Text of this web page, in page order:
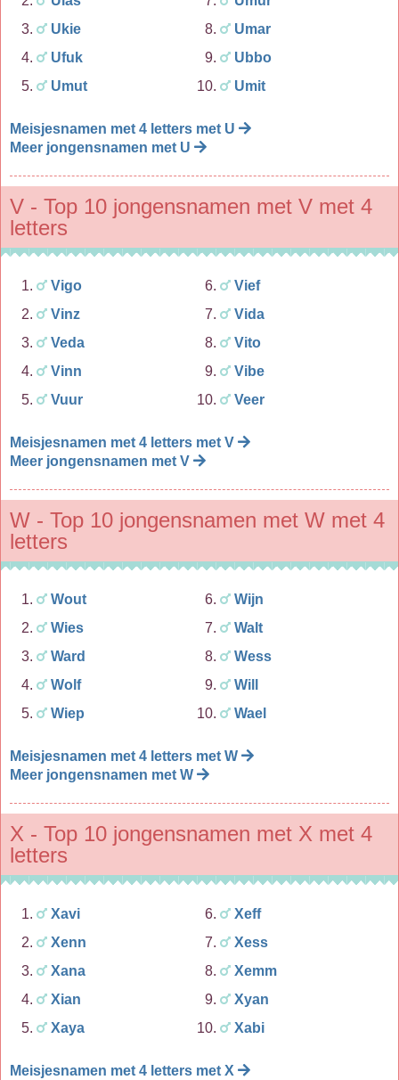
Ukie
Ufuk
Umut
Umar
Ubbo
Umit
Meisjesnamen met 4 letters met U
Meer jongensnamen met U
V - Top 10 jongensnamen met V met 4
letters
Vigo
Vinz
Veda
Vinn
Vuur
Vief
Vida
Vito
Vibe
Veer
Meisjesnamen met 4 letters met V
Meer jongensnamen met V
W - Top 10 jongensnamen met W met 4
letters
Wout
Wies
Ward
Wolf
Wiep
Wijn
Walt
Wess
Will
Wael
Meisjesnamen met 4 letters met W
Meer jongensnamen met W
X - Top 10 jongensnamen met X met 4
letters
Xavi
Xenn
Xana
Xian
Xaya
Xeff
Xess
Xemm
Xyan
Xabi
Meisjesnamen met 4 letters met X